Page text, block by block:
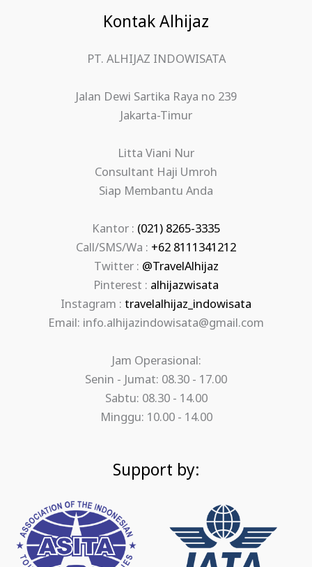
Kontak Alhijaz
PT. ALHIJAZ INDOWISATA
Jalan Dewi Sartika Raya no 239
Jakarta-Timur
Litta Viani Nur
Consultant Haji Umroh
Siap Membantu Anda
Kantor : (021) 8265-3335
Call/SMS/Wa : +62 8111341212
Twitter : @TravelAlhijaz
Pinterest : alhijazwisata
Instagram : travelalhijaz_indowisata
Email: info.alhijazindowisata@gmail.com
Jam Operasional:
Senin - Jumat: 08.30 - 17.00
Sabtu: 08.30 - 14.00
Minggu: 10.00 - 14.00
Support by: